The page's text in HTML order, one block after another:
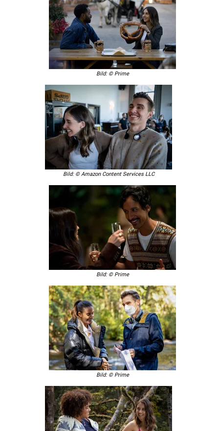
Bild: © Prime
Bild: © Amazon Content Services LLC
Bild: © Prime
Bild: © Prime